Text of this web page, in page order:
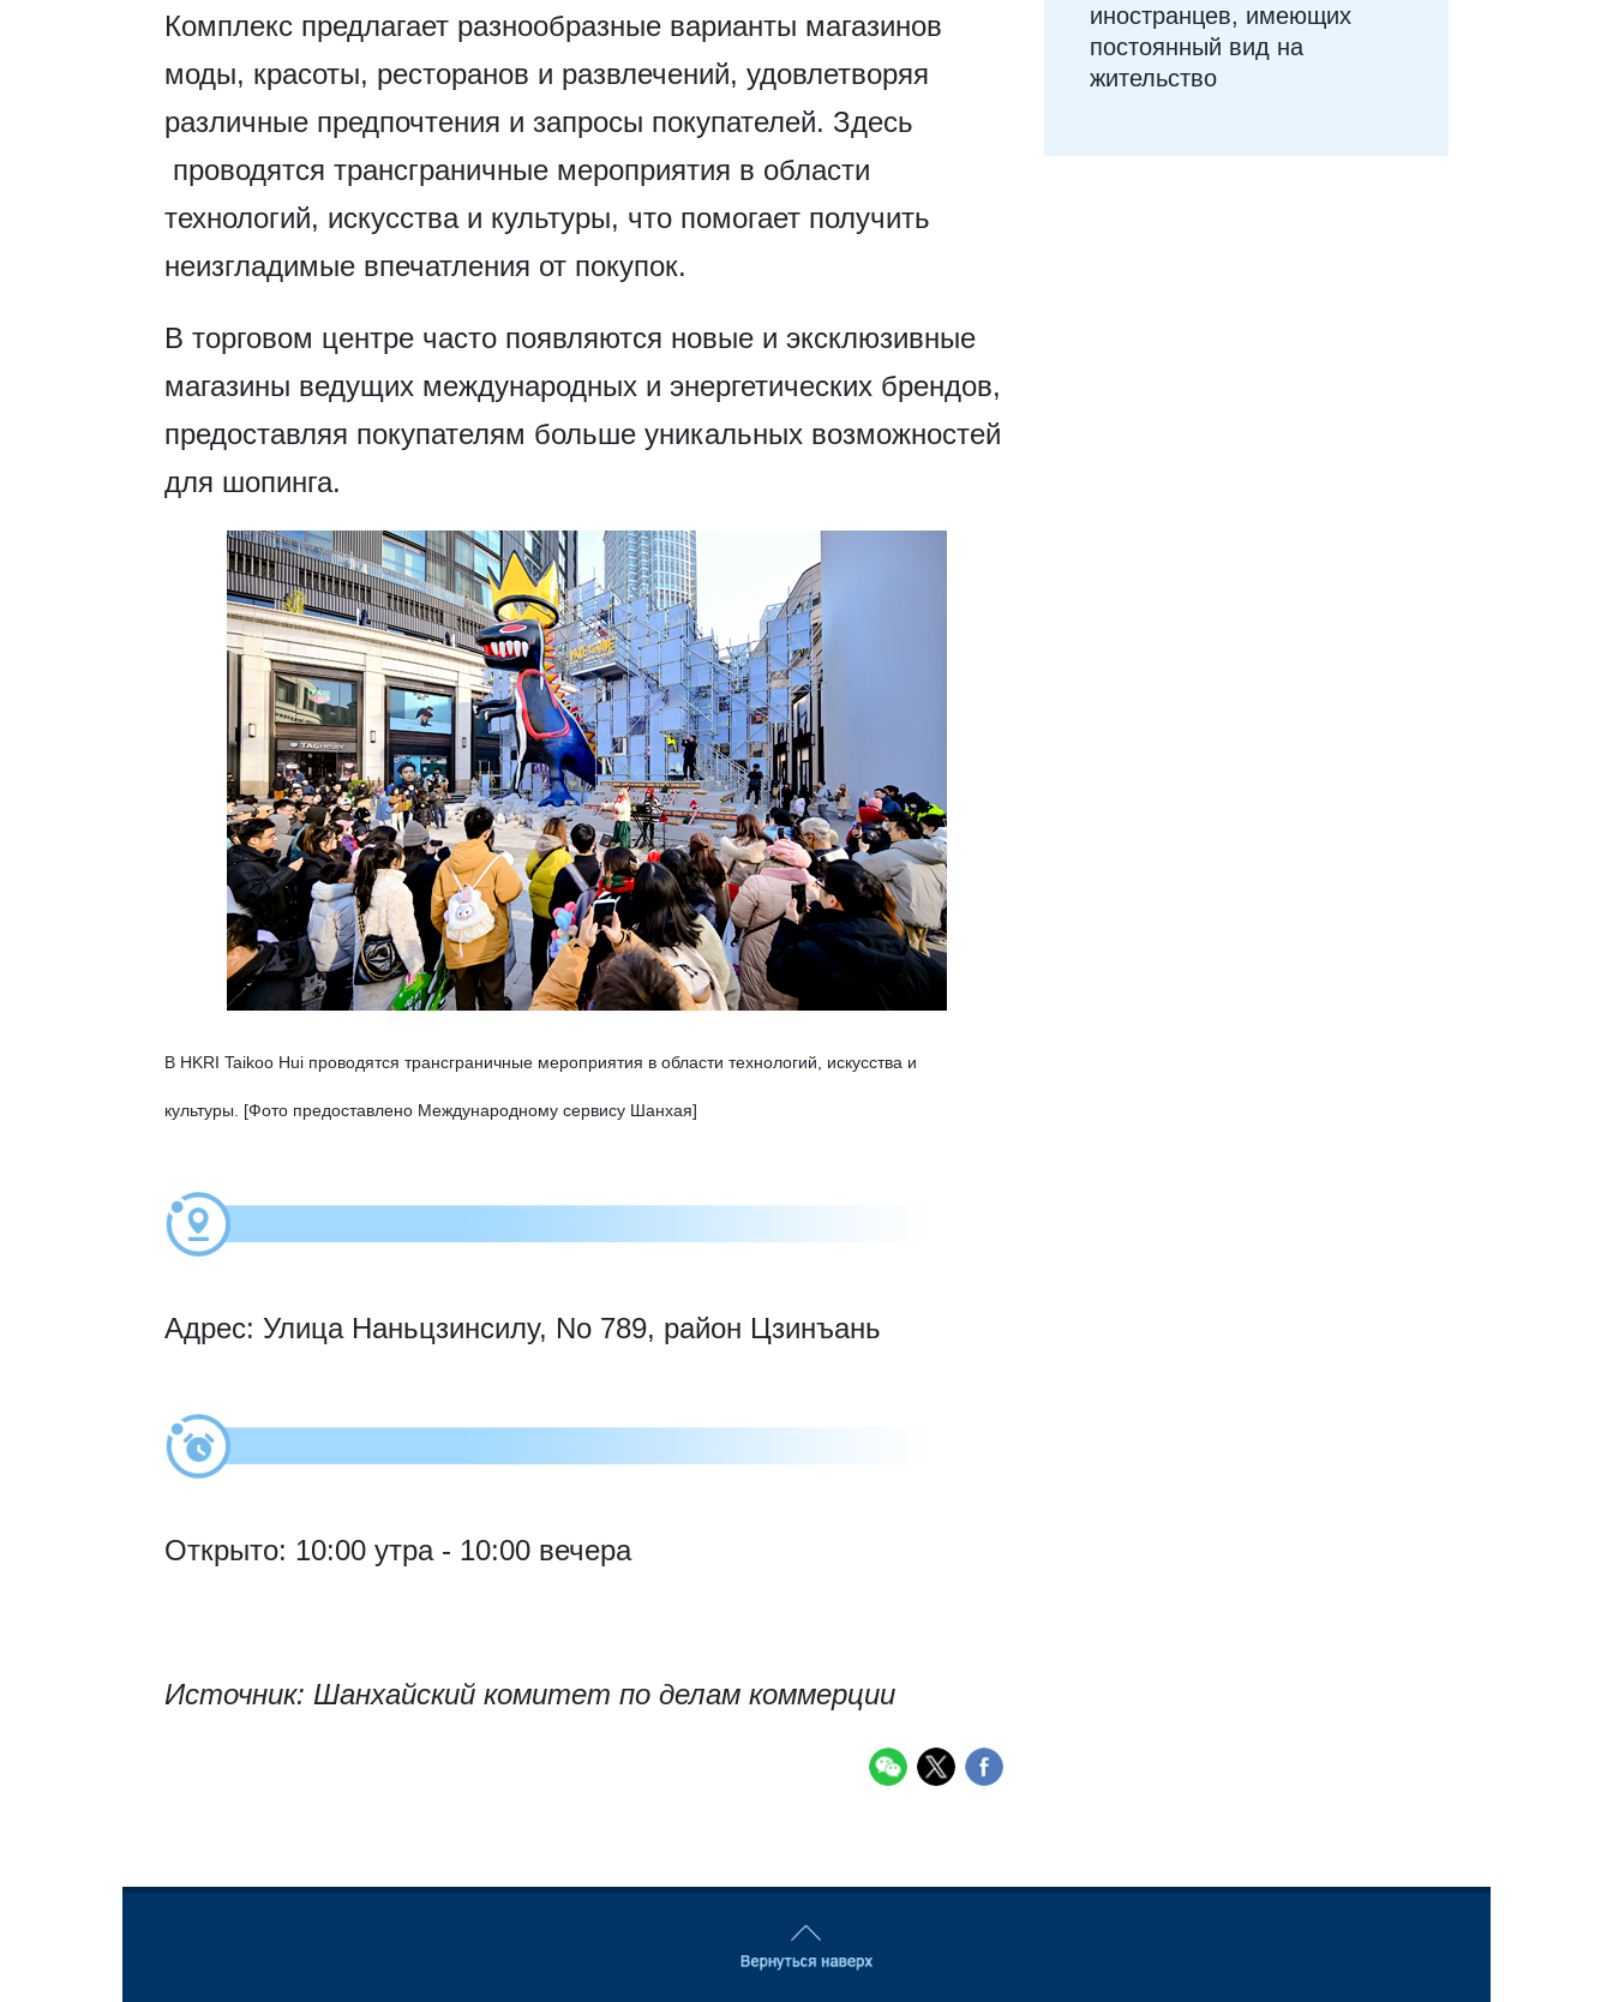
Комплекс предлагает разнообразные варианты магазинов
моды, красоты, ресторанов и развлечений, удовлетворяя
различные предпочтения и запросы покупателей. Здесь
проводятся трансграничные мероприятия в области
технологий, искусства и культуры, что помогает получить
неизгладимые впечатления от покупок.
В торговом центре часто появляются новые и эксклюзивные
магазины ведущих международных и энергетических брендов,
предоставляя покупателям больше уникальных возможностей
для шопинга.
В HKRI Taikoo Hui проводятся трансграничные мероприятия в области технологий, искусства и
культуры. [Фото предоставлено Международному сервису Шанхая]
Адрес: Улица Наньцзинсилу, No 789, район Цзинъань
Открыто: 10:00 утра - 10:00 вечера
Источник: Шанхайский комитет по делам коммерции
иностранцев, имеющих
постоянный вид на
жительство